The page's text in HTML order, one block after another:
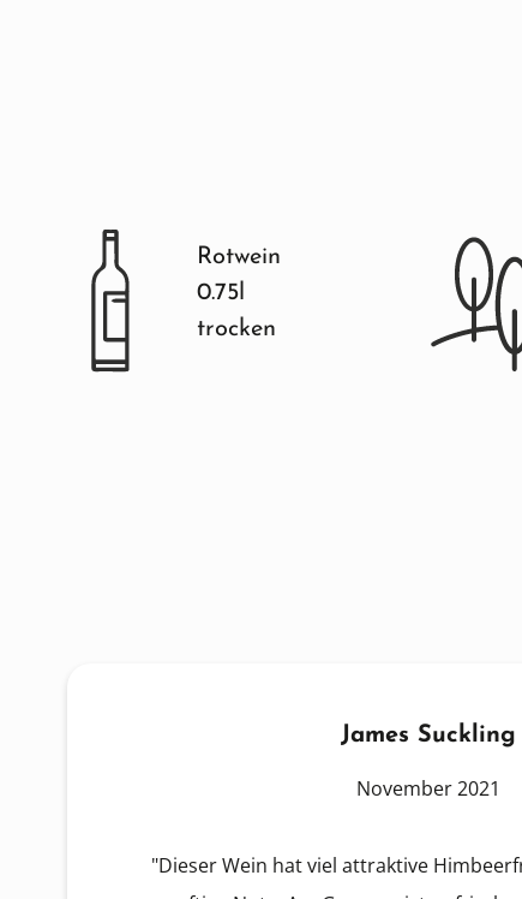
Rotwein
0.75l
trocken
James Suckling
November 2021
"Dieser Wein hat viel attraktive